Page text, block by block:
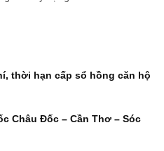
thời hạn cấp sổ hồng căn hộ
Châu Đốc – Cần Thơ – Sóc